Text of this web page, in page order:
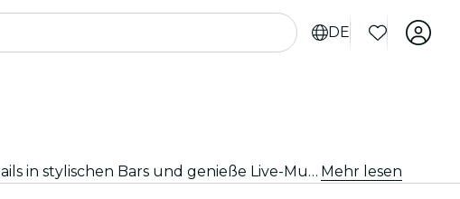
DE
Erlebe die besten Partys in Barcelona! Tanze die Nacht durch in trendigen Clubs, schlürfe leckere Cocktails in stylischen Bars und genieße Live-Musik in angesagten Lokalen. Perfekt für Nachtschwärmer und Partymäuse, die unvergessliche Nächte erleben wollen. Mehr lesen